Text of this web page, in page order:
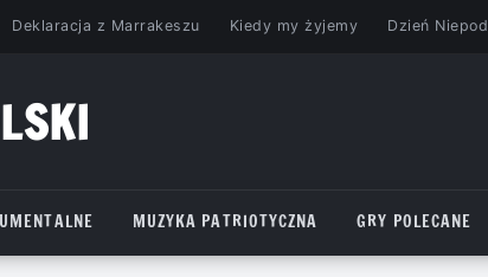
Deklaracja z Marrakeszu Kiedy my żyjemy Dzień
MUZYKA PATRIOTYCZNA GRY POLECANE